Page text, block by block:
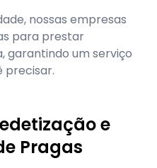
nossas empresas
para prestar
garantindo um serviço
precisar.
e
Pragas